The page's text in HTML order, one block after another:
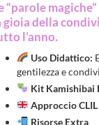
“parole
gioia della
l’anno.
Uso Didattico:
gentilezza e
Kit Kamishibai
Approccio CLIL
Risorse Extra